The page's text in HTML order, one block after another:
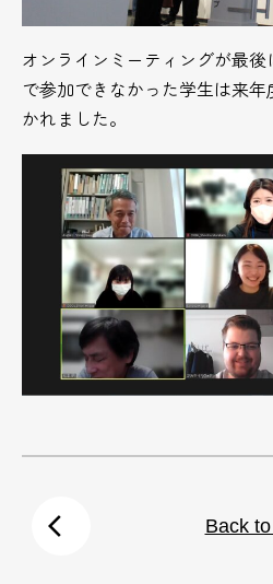
オンラインミーティングが最
で参加できなかった学生は来
かれました。
arrow_back_ios Back